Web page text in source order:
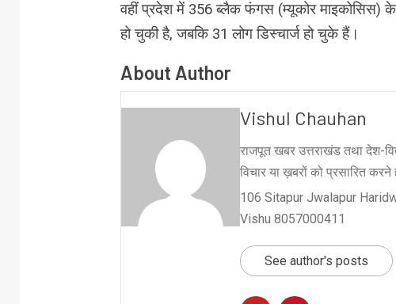
वहीं प्रदेश में 356 ब्लैक फंगस (म्यूकोर
हो चुकी है, जबकि 31 लोग डिस्चार्ज हो चुके हैं।
About Author
Vishul Chauhan
राजपूत खबर उत्तराखंड तथा देश-
विचार या ख़बरों को प्रसारित
106 Sitapur Jwalapur
Vishu 8057000411
See author's posts